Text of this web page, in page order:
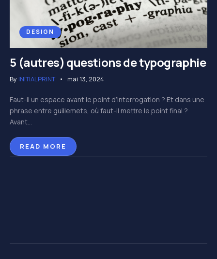
DESIGN
5 (autres) questions de typographie
By INITIALPRINT mai 13, 2024
Faut-il un espace avant le point d’interrogation ? Et dans une
phrase entre guillemets, où faut-il mettre le point final ?
Avant...
READ MORE